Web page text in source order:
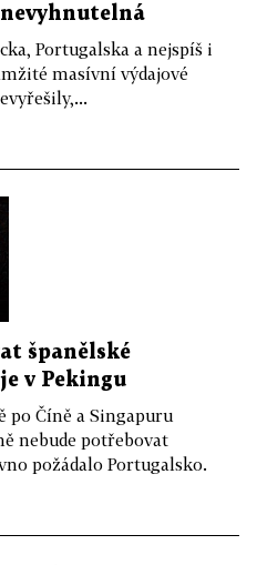
Portugalska a nejspíš i
masívní výdajové
španělské
v Pekingu
po Číně a Singapuru
nebude potřebovat
požádalo Portugalsko.